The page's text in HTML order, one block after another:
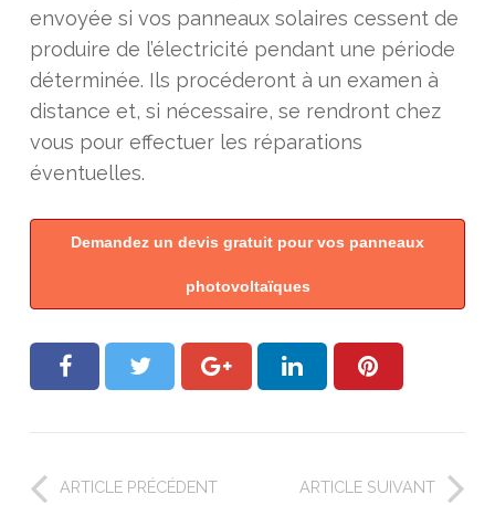
envoyée si vos panneaux solaires cessent de
produire de l’électricité pendant une période
déterminée. Ils procéderont à un examen à
distance et, si nécessaire, se rendront chez
vous pour effectuer les réparations
éventuelles.
Demandez un devis gratuit pour vos panneaux
photovoltaïques
ARTICLE PRÉCÉDENT ARTICLE SUIVANT